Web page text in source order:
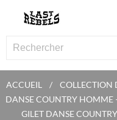
ACCUEIL COLLECTION
DANSE COUNTRY HOMME
GILET DANSE